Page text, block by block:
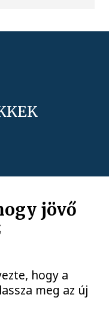
jövő
hogy a
meg az új